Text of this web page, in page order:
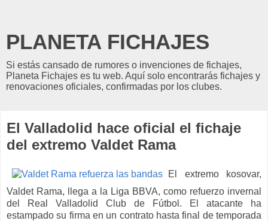
PLANETA FICHAJES
Si estás cansado de rumores o invenciones de fichajes,
Planeta Fichajes es tu web. Aquí solo encontrarás fichajes y
renovaciones oficiales, confirmadas por los clubes.
El Valladolid hace oficial el fichaje
del extremo Valdet Rama
El extremo kosovar,
Valdet Rama, llega a la Liga BBVA, como refuerzo invernal
del Real Valladolid Club de Fútbol. El atacante ha
estampado su firma en un contrato hasta final de temporada